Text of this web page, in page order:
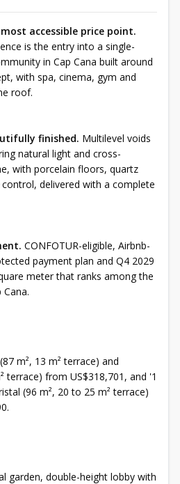
accessible price point.
is the entry into a single-
in Cap Cana built around
with spa, cinema, gym and
roof.
finished. Multilevel voids
natural light and cross-
with porcelain floors, quartz
delivered with a complete
CONFOTUR-eligible, Airbnb-
payment plan and Q4 2029
meter that ranks among the
m², 13 m² terrace) and
terrace) from US$318,701, and '1
(96 m², 20 to 25 m² terrace)
garden, double-height lobby with